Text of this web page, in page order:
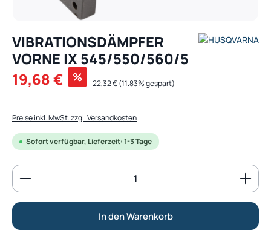
VIBRATIONSDÄMPFER
VORNE IX 545/550/560/5
Verkaufspreis:
19,68 € % Regulärer Preis:
22,32 €(11.83% gespart)
Preise inkl. MwSt. zzgl. Versandkosten
Sofort verfügbar, Lieferzeit: 1-3 Tage
Produkt Anzahl: Gib den gewünschten Wert ein
In den Warenkorb